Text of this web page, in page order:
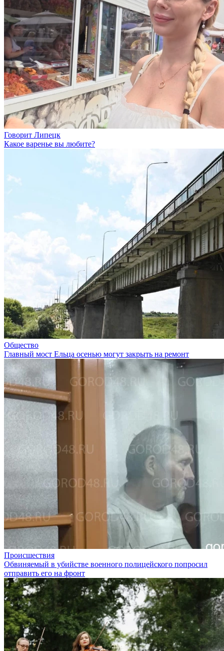
Говорит Липецк
Какое варенье вы любите?
Общество
Главный мост Ельца осенью могут закрыть на ремонт
Происшествия
Обвиняемый в убийстве военного полицейского попросил
отправить его на фронт